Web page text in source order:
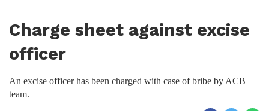
Charge sheet against excise
officer
An excise officer has been charged with case of bribe by ACB
team.